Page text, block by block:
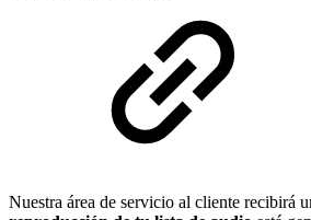
Nuestra área de servicio al cliente recibirá